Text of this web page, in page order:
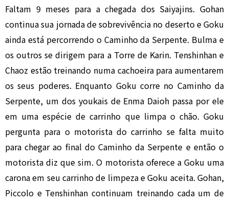
Faltam 9 meses para a chegada dos Saiyajins. Gohan
continua sua jornada de sobrevivência no deserto e Goku
ainda está percorrendo o Caminho da Serpente. Bulma e
os outros se dirigem para a Torre de Karin. Tenshinhan e
Chaoz estão treinando numa cachoeira para aumentarem
os seus poderes. Enquanto Goku corre no Caminho da
Serpente, um dos youkais de Enma Daioh passa por ele
em uma espécie de carrinho que limpa o chão. Goku
pergunta para o motorista do carrinho se falta muito
para chegar ao final do Caminho da Serpente e então o
motorista diz que sim. O motorista oferece a Goku uma
carona em seu carrinho de limpeza e Goku aceita. Gohan,
Piccolo e Tenshinhan continuam treinando cada um de